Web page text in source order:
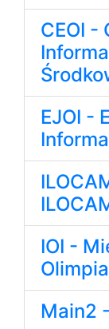
CEOI -
EJOI -
IOI -
Main2